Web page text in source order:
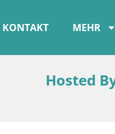
KONTAKT MEHR
Hosted